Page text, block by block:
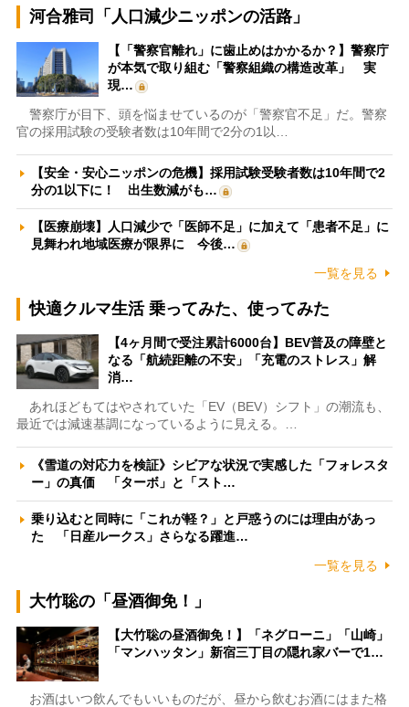
河合雅司「人口減少ニッポンの活路」
【「警察官離れ」に歯止めはかかるか？】警察庁
が本気で取り組む「警察組織の構造改革」 実
現…
警察庁が目下、頭を悩ませているのが「警察官不足」だ。警察
官の採用試験の受験者数は10年間で2分の1以…
【安全・安心ニッポンの危機】採用試験受験者数は10年間で2
分の1以下に！ 出生数減がも…
【医療崩壊】人口減少で「医師不足」に加えて「患者不足」に
見舞われ地域医療が限界に 今後…
一覧を見る
快適クルマ生活 乗ってみた、使ってみた
【4ヶ月間で受注累計6000台】BEV普及の障壁と
なる「航続距離の不安」「充電のストレス」解
消…
あれほどもてはやされていた「EV（BEV）シフト」の潮流も、
最近では減速基調になっているように見える。…
《雪道の対応力を検証》シビアな状況で実感した「フォレスタ
ー」の真価 「ターボ」と「スト…
乗り込むと同時に「これが軽？」と戸惑うのには理由があっ
た 「日産ルークス」さらなる躍進…
一覧を見る
大竹聡の「昼酒御免！」
【大竹聡の昼酒御免！】「ネグローニ」「山崎」
「マンハッタン」新宿三丁目の隠れ家バーで1…
お酒はいつ飲んでもいいものだが、昼から飲むお酒にはまた格